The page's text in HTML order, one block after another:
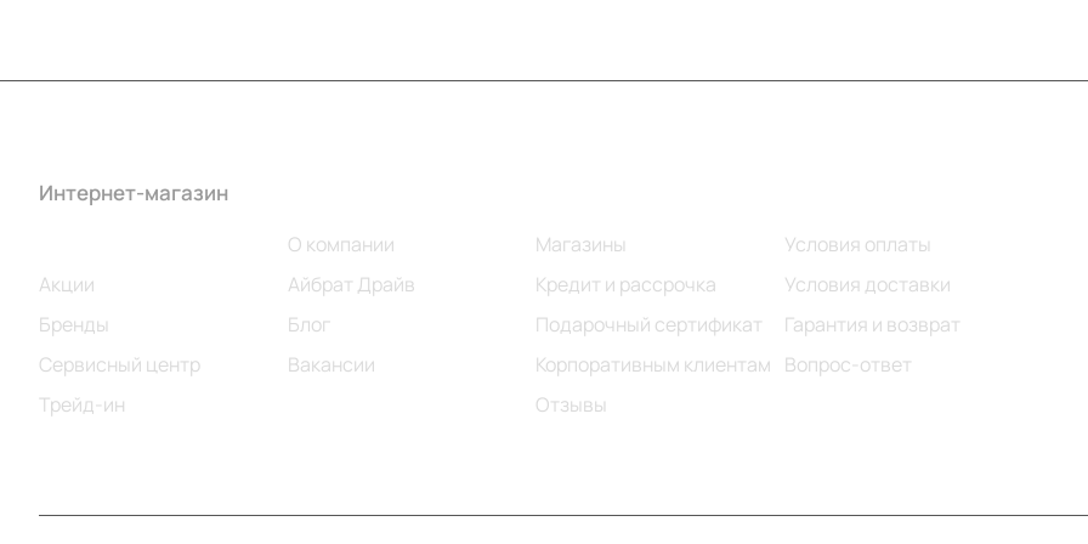
Интернет-магазин
Акции
Бренды
Сервисный центр
Трейд-ин
О компании
Айбрат Драйв
Блог
Вакансии
Магазины
Кредит и рассрочка
Подарочный сертификат
Корпоративным клиентам
Отзывы
Условия оплаты
Условия доставки
Гарантия и возврат
Вопрос-ответ